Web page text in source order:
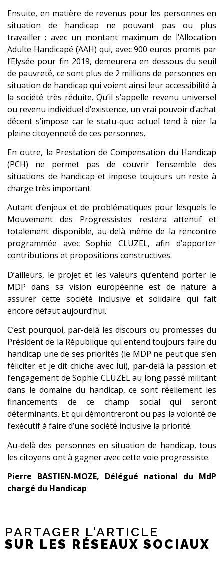
Ensuite, en matière de revenus pour les personnes en
situation de handicap ne pouvant pas ou plus
travailler : avec un montant maximum de l’Allocation
Adulte Handicapé (AAH) qui, avec 900 euros promis par
l’Elysée pour fin 2019, demeurera en dessous du seuil
de pauvreté, ce sont plus de 2 millions de personnes en
situation de handicap qui voient ainsi leur accessibilité à
la société très réduite. Qu’il s’appelle revenu universel
ou revenu individuel d’existence, un vrai pouvoir d’achat
décent s’impose car le statu-quo actuel tend à nier la
pleine citoyenneté de ces personnes.
En outre, la Prestation de Compensation du Handicap
(PCH) ne permet pas de couvrir l’ensemble des
situations de handicap et impose toujours un reste à
charge très important.
Autant d’enjeux et de problématiques pour lesquels le
Mouvement des Progressistes restera attentif et
totalement disponible, au-delà même de la rencontre
programmée avec Sophie CLUZEL, afin d’apporter
contributions et propositions constructives.
D’ailleurs, le projet et les valeurs qu’entend porter le
MDP dans sa vision européenne est de nature à
assurer cette société inclusive et solidaire qui fait
encore défaut aujourd’hui.
C’est pourquoi, par-delà les discours ou promesses du
Président de la République qui entend toujours faire du
handicap une de ses priorités (le MDP ne peut que s’en
féliciter et je dit chiche avec lui), par-delà la passion et
l’engagement de Sophie CLUZEL au long passé militant
dans le domaine du handicap, ce sont réellement les
financements de ce champ social qui seront
déterminants. Et qui démontreront ou pas la volonté de
l’exécutif à faire d’une société inclusive la priorité.
Au-delà des personnes en situation de handicap, tous
les citoyens ont à gagner avec cette voie progressiste.
Pierre BASTIEN-MOZE, Délégué national du MdP
chargé du Handicap
PARTAGER L'ARTICLE
SUR LES RÉSEAUX SOCIAUX